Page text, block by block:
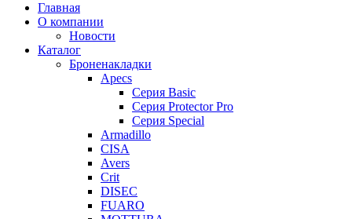
Главная
О компании
Новости
Каталог
Броненакладки
Apecs
Серия Basic
Серия Protector Pro
Серия Special
Armadillo
CISA
Avers
Crit
DISEC
FUARO